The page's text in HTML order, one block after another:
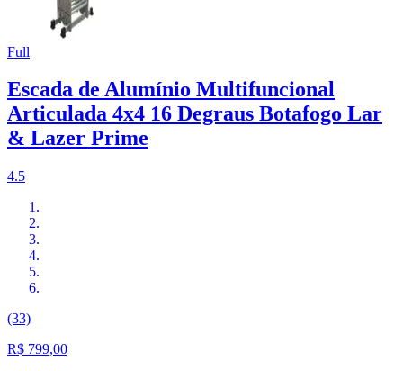
Full
Escada de Alumínio Multifuncional
Articulada 4x4 16 Degraus Botafogo Lar
& Lazer Prime
4.5
(33)
R$ 799,00